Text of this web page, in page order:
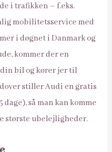
i trafikken – f.eks.
mobilitetsservice med
i døgnet i Danmark og
kommer der en
bil og kører jer til
stiller Audi en gratis
så man kan komme
største ubelejligheder.